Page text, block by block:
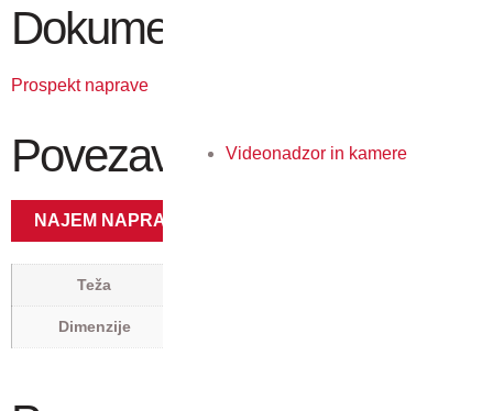
Videonadzor in kamere
Dokumenti
Prospekt naprave
Povezave
NAJEM NAPRAVE
Teža
Dimenzije